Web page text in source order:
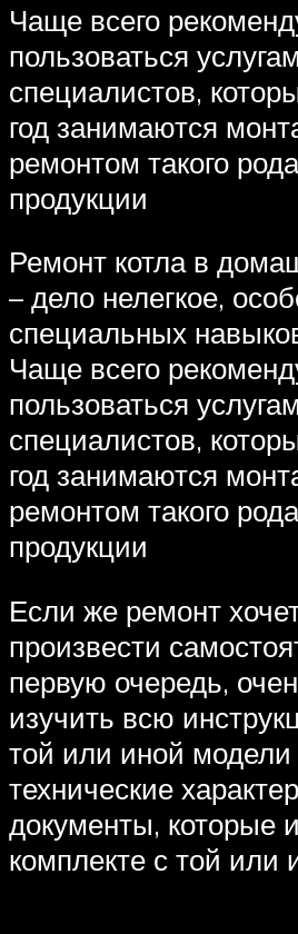
Чаще всего
пользоваться
специалистов,
год занимаются
ремонтом такого
продукции
Ремонт котла в
– дело нелегкое,
специальных
Чаще всего
пользоваться
специалистов,
год занимаются
ремонтом такого
продукции
Если же ремонт
произвести
первую очередь,
изучить всю
той или иной модели
технические
документы, которые
комплекте с той